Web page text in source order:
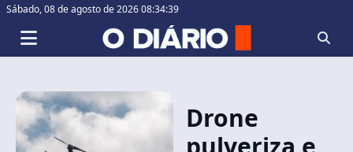
Sábado,08 de agosto de 2026 08:34:40
Drone